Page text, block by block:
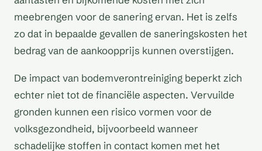
meebrengen voor de sanering ervan. Het is zelfs
zo dat in bepaalde gevallen de saneringskosten het
bedrag van de aankoopprijs kunnen overstijgen.
De impact van bodemverontreiniging beperkt zich
echter niet tot de financiële aspecten. Vervuilde
gronden kunnen een risico vormen voor de
volksgezondheid, bijvoorbeeld wanneer
schadelijke stoffen in contact komen met het